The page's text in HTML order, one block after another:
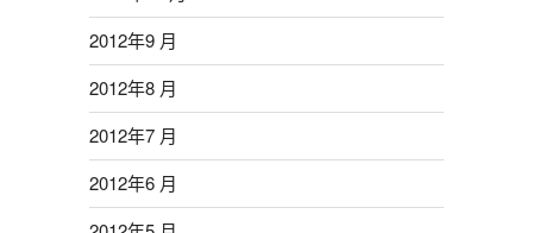
2012年9 月
2012年8 月
2012年7 月
2012年6 月